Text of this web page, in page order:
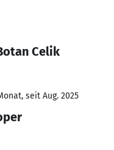
Celik
seit Aug. 2025